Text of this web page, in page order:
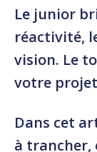
Le junior
réactivité,
vision. Le
votre
Dans cet
à trancher,